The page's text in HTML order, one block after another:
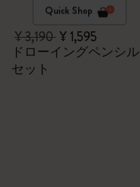
Quick Shop
¥ 3,190¥ 1,595
ドローイングペンシル
セット